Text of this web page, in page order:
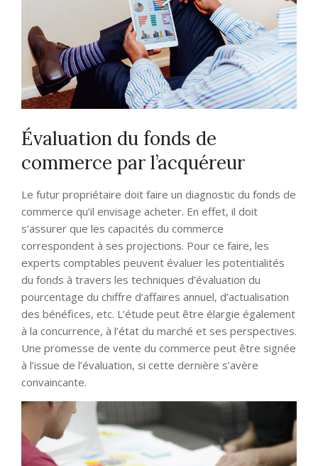
Évaluation du fonds de
commerce par l’acquéreur
Le futur propriétaire doit faire un diagnostic du fonds de
commerce qu’il envisage acheter. En effet, il doit
s’assurer que les capacités du commerce
correspondent à ses projections. Pour ce faire, les
experts comptables peuvent évaluer les potentialités
du fonds à travers les techniques d’évaluation du
pourcentage du chiffre d’affaires annuel, d’actualisation
des bénéfices, etc. L’étude peut être élargie également
à la concurrence, à l’état du marché et ses perspectives.
Une promesse de vente du commerce peut être signée
à l’issue de l’évaluation, si cette dernière s’avère
convaincante.